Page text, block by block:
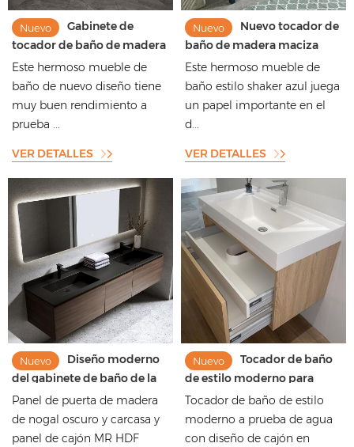
Nuevo
Gabinete de
tocador de baño de madera
maciza de estilo original
Este hermoso mueble de
baño de nuevo diseño tiene
muy buen rendimiento a
prueba ...
VER DETALLES
Nuevo
Nuevo tocador de
baño de madera maciza
lacado en azul con encimera
Este hermoso mueble de
baño estilo shaker azul juega
un papel importante en el
d...
VER DETALLES
Nuevo
Diseño moderno
del gabinete de baño de la
nuez del estilo de la
resistencia a la humedad
Panel de puerta de madera
de nogal oscuro y carcasa y
panel de cajón MR HDF
Nuevo
Tocador de baño
de estilo moderno para
mueble de baño
Tocador de baño de estilo
moderno a prueba de agua
con diseño de cajón en